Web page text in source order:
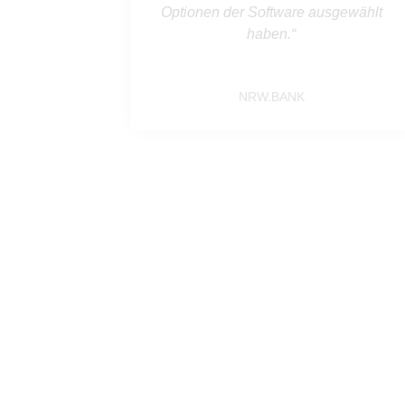
AOK Sachsen-Anhalt